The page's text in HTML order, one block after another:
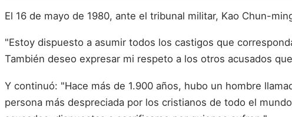
El 16 de mayo de 1980, ante el tribunal militar, Kao Chun-
"Estoy dispuesto a asumir todos los castigos que
También deseo expresar mi respeto a los otros acusados
Y continuó: "Hace más de 1.900 años, hubo un hombre
persona más despreciada por los cristianos de todo el